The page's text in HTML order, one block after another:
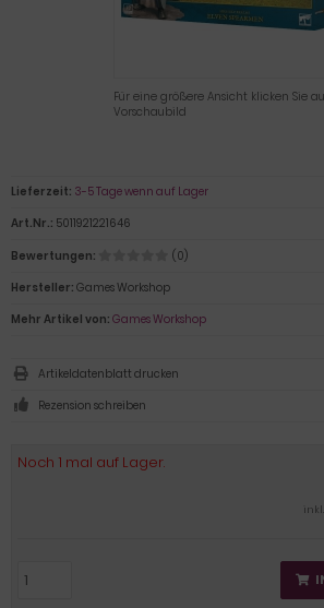
Für eine größere Ansicht klicken Sie
Vorschaubild
Noch 1 mal auf Lager.
inkl.
Lieferzeit: 3-5 Tage wenn auf Lager
Art.Nr.: 5011921221646
Bewertungen:
(0)
Hersteller: Games Workshop
Mehr Artikel von: Games Workshop
Artikeldatenblatt drucken
Rezension schreiben